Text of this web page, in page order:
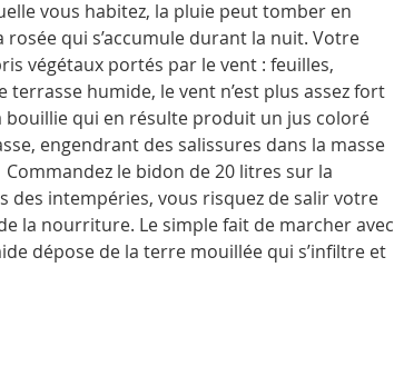
vous habitez, la pluie peut tomber en
qui s’accumule durant la nuit. Votre
végétaux portés par le vent : feuilles,
humide, le vent n’est plus assez fort
qui en résulte produit un jus coloré
engendrant des salissures dans la masse
le bidon de 20 litres sur la
intempéries, vous risquez de salir votre
la nourriture. Le simple fait de marcher avec
dépose de la terre mouillée qui s’infiltre et